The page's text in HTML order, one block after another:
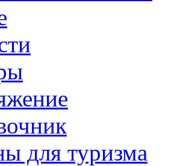
для туризма